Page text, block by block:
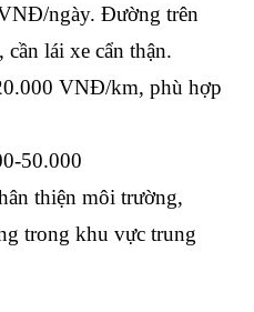
ngày. Đường trên
lái xe cẩn thận.
VNĐ/km, phù hợp
50.000
thiện môi trường,
trong khu vực trung